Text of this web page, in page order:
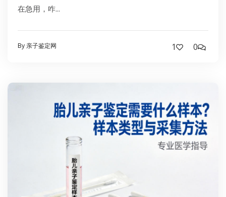
在急用，咋...
By 亲子鉴定网 1 0